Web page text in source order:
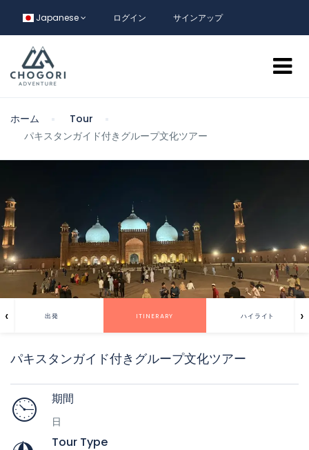
Japanese ログイン サインアップ
ホーム
Tour
パキスタンガイド付きグループ文化ツアー
出発 ITINERARY ハイライト
‹ ›
パキスタンガイド付きグループ文化ツアー
期間
日
Tour Type